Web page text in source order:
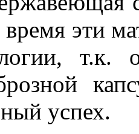
эти
т.к.
успех.